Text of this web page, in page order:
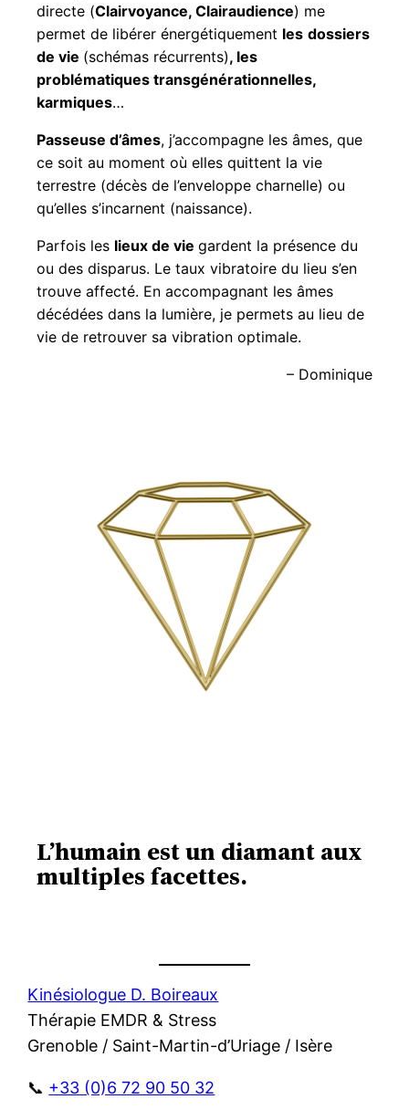
directe (Clairvoyance, Clairaudience) me
permet de libérer énergétiquement les dossiers
de vie (schémas récurrents), les
problématiques transgénérationnelles,
karmiques…
Passeuse d’âmes, j’accompagne les âmes, que
ce soit au moment où elles quittent la vie
terrestre (décès de l’enveloppe charnelle) ou
qu’elles s’incarnent (naissance).
Parfois les lieux de viegardent la présence du
ou des disparus. Le taux vibratoire du lieu s’en
trouve affecté. En accompagnant les âmes
décédées dans la lumière, je permets au lieu de
vie de retrouver sa vibration optimale.
– Dominique
L’humain est un diamant aux
multiples facettes.
Kinésiologue D. Boireaux
Thérapie EMDR & Stress
Grenoble / Saint-Martin-d’Uriage / Isère
📞 +33 (0)6 72 90 50 32